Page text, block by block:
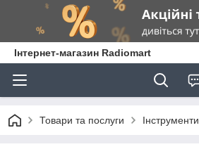
Інтернет-магазин Radiomart
Товари та послуги Інструменти